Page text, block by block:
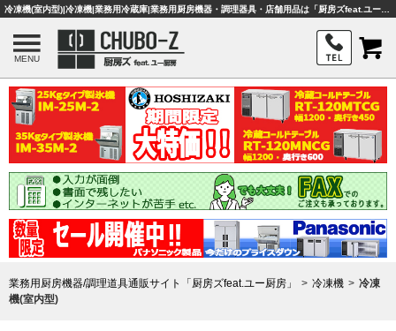
MENU
業務用厨房機器/調理道具通販サイト「厨房ズfeat.ユー厨房」 冷凍機
冷凍
機(室内型)